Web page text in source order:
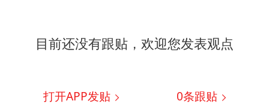
目前还没有跟贴，欢迎您发表观点
打开APP发贴 0条跟贴